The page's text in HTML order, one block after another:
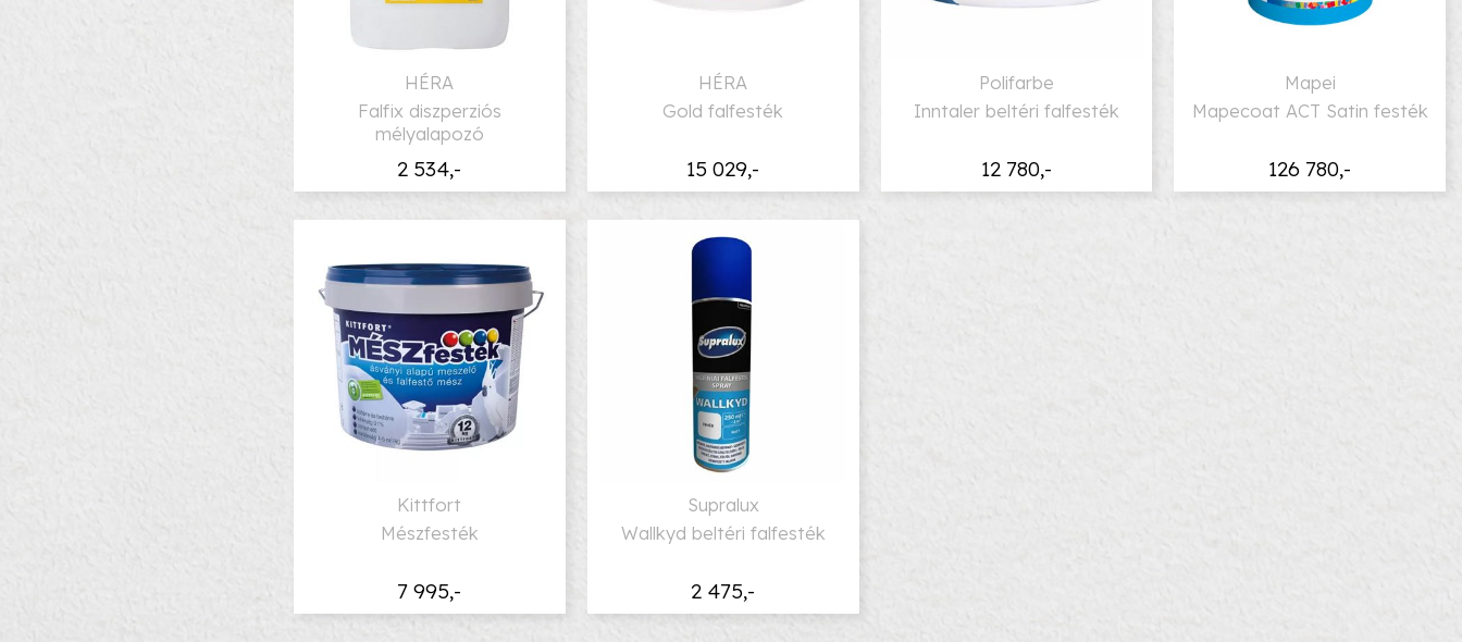
2 534,-
HÉRA
Falfix diszperziós
mélyalapozó
15 029,-
HÉRA
Gold falfesték
12 780,-
Polifarbe
Inntaler beltéri falfesték
126 780,-
Mapei
Mapecoat ACT Satin festék
7 995,-
Kittfort
Mészfesték
2 475,-
Supralux
Wallkyd beltéri falfesték